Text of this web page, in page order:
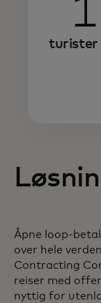
turister
Åpne loop-
over hele
Contracting
reiser med
nyttig for